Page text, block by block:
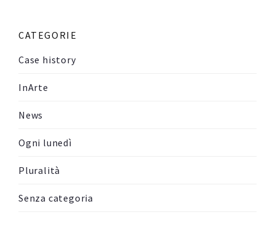
CATEGORIE
Case history
InArte
News
Ogni lunedì
Pluralità
Senza categoria